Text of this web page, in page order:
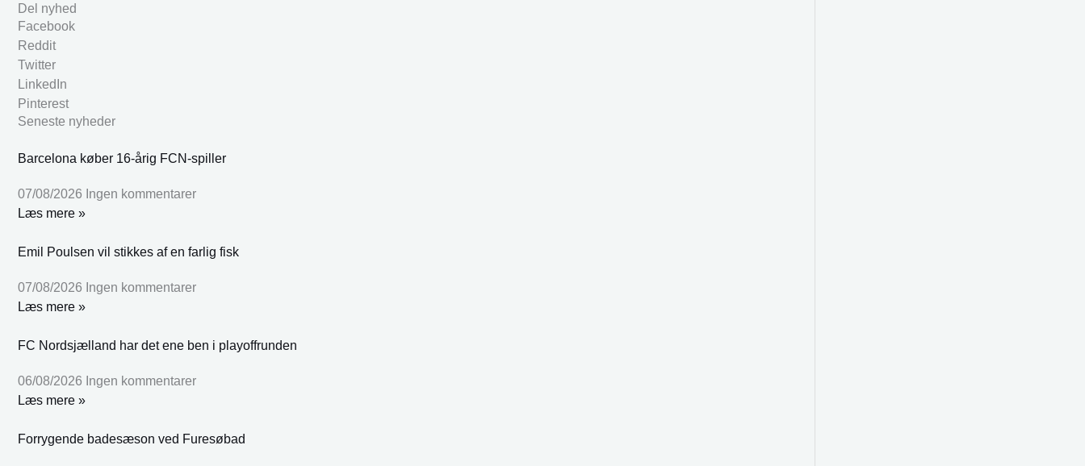
Del nyhed
Facebook
Reddit
Twitter
LinkedIn
Pinterest
Seneste nyheder
Barcelona køber 16-årig FCN-spiller
07/08/2026 Ingen kommentarer
Læs mere »
Emil Poulsen vil stikkes af en farlig fisk
07/08/2026 Ingen kommentarer
Læs mere »
FC Nordsjælland har det ene ben i playoffrunden
06/08/2026 Ingen kommentarer
Læs mere »
Forrygende badesæson ved Furesøbad